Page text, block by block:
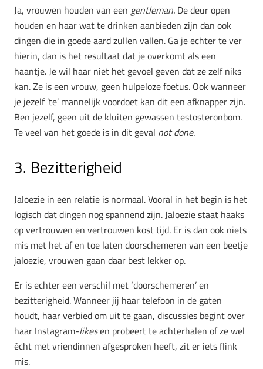
Ja, vrouwen houden van een gentleman. De deur open
houden en haar wat te drinken aanbieden zijn dan ook
dingen die in goede aard zullen vallen. Ga je echter te ver
hierin, dan is het resultaat dat je overkomt als een
haantje. Je wil haar niet het gevoel geven dat ze zelf niks
kan. Ze is een vrouw, geen hulpeloze foetus. Ook wanneer
je jezelf ’te’ mannelijk voordoet kan dit een afknapper zijn.
Ben jezelf, geen uit de kluiten gewassen testosteronbom.
Te veel van het goede is in dit geval not done.
3. Bezitterigheid
Jaloezie in een relatie is normaal. Vooral in het begin is het
logisch dat dingen nog spannend zijn. Jaloezie staat haaks
op vertrouwen en vertrouwen kost tijd. Er is dan ook niets
mis met het af en toe laten doorschemeren van een beetje
jaloezie, vrouwen gaan daar best lekker op.
Er is echter een verschil met ‘doorschemeren’ en
bezitterigheid. Wanneer jij haar telefoon in de gaten
houdt, haar verbied om uit te gaan, discussies begint over
haar Instagram-likesen probeert te achterhalen of ze wel
écht met vriendinnen afgesproken heeft, zit er iets flink
mis.